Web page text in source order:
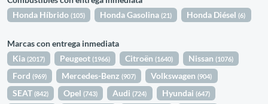
Honda Híbrido(105) Honda Gasolina(21) Honda Diésel(6)
Marcas con entrega inmediata
Kia(2017) Peugeot(1966) Citroën(1640) Nissan (1076)
Ford(969) Mercedes-Benz(907) Volkswagen(904)
SEAT(842) Opel(743) Audi(724) Hyundai (647)